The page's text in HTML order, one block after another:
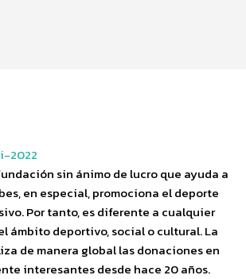
2022
sin ánimo de lucro que ayuda a
en especial, promociona el deporte
Por tanto, es diferente a cualquier
ámbito deportivo, social o cultural. La
de manera global las donaciones en
interesantes desde hace 20 años.